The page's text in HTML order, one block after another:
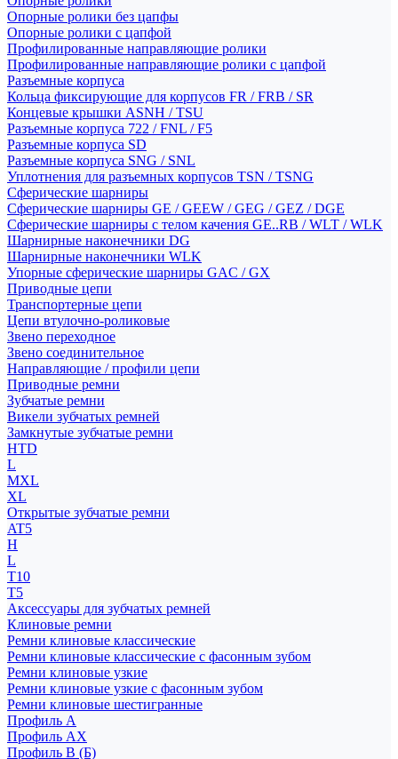
Опорные ролики без цапфы
Опорные ролики с цапфой
Профилированные направляющие ролики
Профилированные направляющие ролики с цапфой
Разъемные корпуса
Кольца фиксирующие для корпусов FR / FRB / SR
Концевые крышки ASNH / TSU
Разъемные корпуса 722 / FNL / F5
Разъемные корпуса SD
Разъемные корпуса SNG / SNL
Уплотнения для разъемных корпусов TSN / TSNG
Сферические шарниры
Сферические шарниры GE / GEEW / GEG / GEZ / DGE
Сферические шарниры с телом качения GE..RB / WLT / WLK
Шарнирные наконечники DG
Шарнирные наконечники WLK
Упорные сферические шарниры GAC / GX
Приводные цепи
Транспортерные цепи
Цепи втулочно-роликовые
Звено переходное
Звено соединительное
Направляющие / профили цепи
Приводные ремни
Зубчатые ремни
Викели зубчатых ремней
Замкнутые зубчатые ремни
HTD
L
MXL
XL
Открытые зубчатые ремни
AT5
H
L
T10
T5
Аксессуары для зубчатых ремней
Клиновые ремни
Ремни клиновые классические
Ремни клиновые классические с фасонным зубом
Ремни клиновые узкие
Ремни клиновые узкие с фасонным зубом
Ремни клиновые шестигранные
Профиль A
Профиль AX
Профиль B (Б)